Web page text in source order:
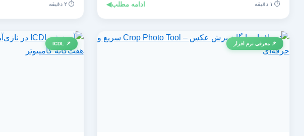
⏱️ ۱ دقیقه ادامه مطلب◀ ⏱️ ۲ دقیقه
📌 معرفی نرم افزار 📌 ICDL